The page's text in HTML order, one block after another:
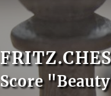
Score